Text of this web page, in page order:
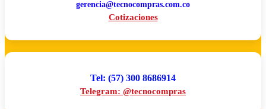
gerencia@tecnocompras.com.co
Cotizaciones
Tel: (57) 300 8686914
Telegram: @tecnocompras